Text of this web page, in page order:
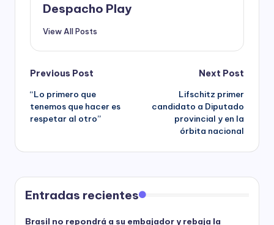
Despacho Play
View All Posts
Post
navigation
Previous Post
“Lo primero que
tenemos que hacer es
respetar al otro”
Next Post
Lifschitz primer
candidato a Diputado
provincial y en la
órbita nacional
Entradas recientes
Brasil no repondrá a su embajador y rebaja la